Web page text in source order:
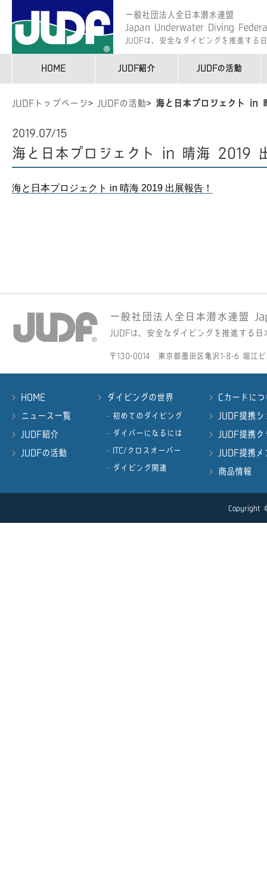
一般社団法人全日本潜水連盟
Japan Underwater Diving
JUDFは、安全なダイビングを推進する
HOME JUDF紹介 JUDFの活動
JUDFトップページ JUDFの活動 海と日本プロジェクト in
2019.07/15
海と日本プロジェクト in 晴海 2019
海と日本プロジェクト in 晴海 2019 出展報告！
一般社団法人全日本潜水連盟
JUDFは、安全なダイビングを推進する
〒130-0014 東京都墨田区亀沢1-8-6 堀
HOME
ニュース一覧
JUDF紹介
JUDFの活動
ダイビングの世界
初めてのダイビング
ダイバーになるには
ITC/クロスオーバー
ダイビング関連
Cカードに
JUDF提携
JUDF提携
JUDF提携
商品情報
Copyright